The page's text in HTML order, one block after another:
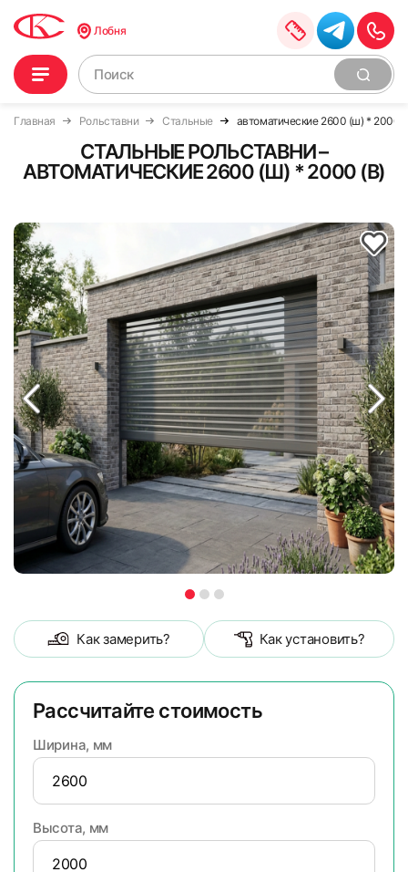
Лобня
Главная Рольставни Стальные автоматические 2600 (ш) * 2000
СТАЛЬНЫЕ РОЛЬСТАВНИ –
АВТОМАТИЧЕСКИЕ 2600 (Ш) * 2000 (В)
Как замерить? Как установить?
Рассчитайте стоимость
Ширина, мм
Высота, мм